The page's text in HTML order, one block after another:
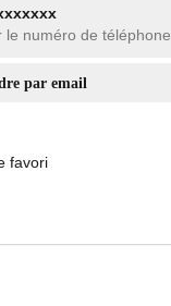
le numéro de téléphone
par email
favori